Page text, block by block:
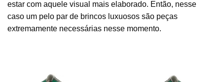
estar com aquele visual mais elaborado. Então, nesse
caso um pelo par de brincos luxuosos são peças
extremamente necessárias nesse momento.